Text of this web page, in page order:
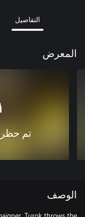
التفاصيل
المعرض
تم حظر
الوصف